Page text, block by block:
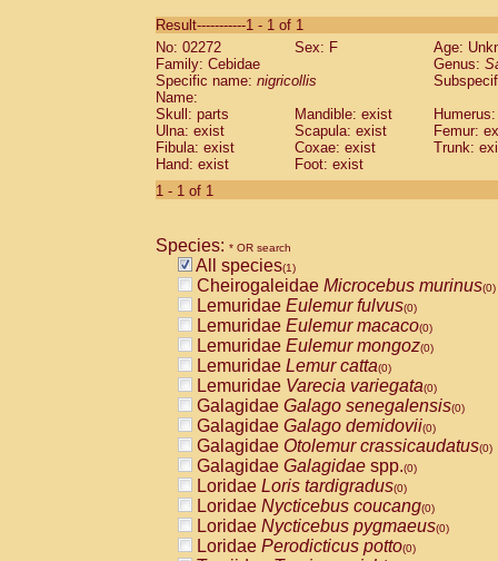
CebidaeSaguinus labiatus(0)
Cebidae Saguinus leucopus (0)
Cebidae
CebidaeSaguinus mystax
Cebidae Saguinus nigricollis (1)
Cebidae Saguinus oedipus
Cebidae Saguinus weddelli
Cebidae Saguinusspp.
Cebidae
CebidaeCebus capucinus
CebidaeCebus nigrivittatus
CebidaeCebus spp.(0)
CebidaeSaimiri boliviensis(0)
CebidaeSaimiri sciureus(0)
AtelidaeAlouatta caraya(0)
AtelidaeAlouatta fusca(0)
AtelidaeAlouatta seniculus(0)
AtelidaeAlouattaspp.(0)
AtelidaeAteles belzebuth(0)
AtelidaeAteles geoffroyi(0)
AtelidaeAteles paniscus(0)
AtelidaeAtelesspp.(0)
AtelidaeLagothrix lagothricha(0)
AtelidaeLagothrix lagothricha cana
PitheciidaeCacajao calvus
Result-----------1 - 1 of 1
No: 02272
Sex: F
Age:
Family: Cebidae
Genus:
Specific name: nigricollis
Name:
Skull: parts
Mandible: exist
Ulna: exist
Scapula: exist
Femur:
Fibula: exist
Coxae: exist
Trunk:
Hand: exist
Foot: exist
1 - 1 of 1
Species: * OR search
All species(1)
Cheirogaleidae Microcebus murinus(0)
Lemuridae Eulemur fulvus(0)
Lemuridae Eulemur macaco(0)
Lemuridae Eulemur mongoz(0)
Lemuridae Lemur catta(0)
Lemuridae Varecia variegata(0)
Galagidae Galago senegalensis(0)
Galagidae Galago demidovii(0)
Galagidae Otolemur crassicaudatus(0)
Galagidae Galagidae spp.(0)
Loridae Loris tardigradus(0)
Loridae Nycticebus coucang(0)
Loridae Nycticebus pygmaeus(0)
Loridae Perodicticus potto(0)